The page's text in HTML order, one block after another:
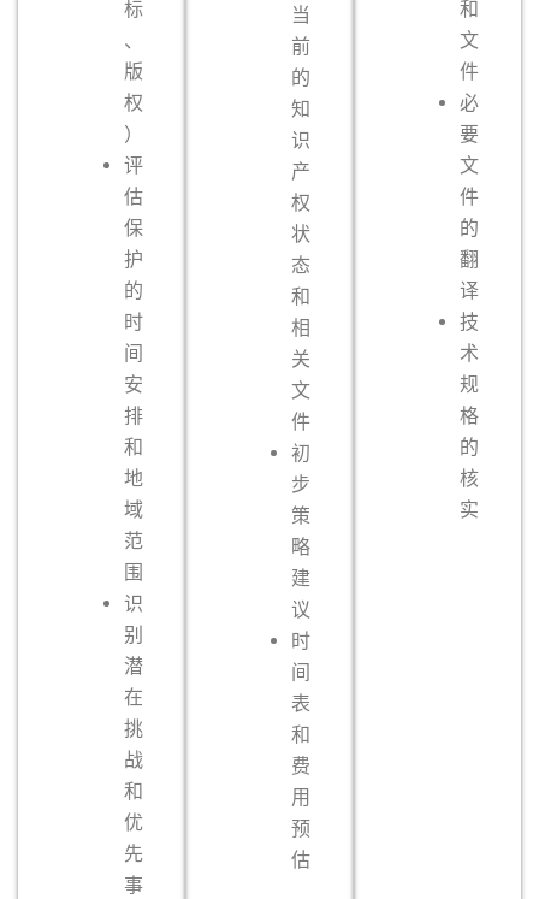
标
、
版
权
）
评
估
保
护
的
时
间
安
排
和
地
域
范
围
识
别
潜
在
挑
战
和
优
先
事
当
前
的
知
识
产
权
状
态
和
相
关
文
件
初
步
策
略
建
议
时
间
表
和
费
用
预
估
和
文
件
必
要
文
件
的
翻
译
技
术
规
格
的
核
实